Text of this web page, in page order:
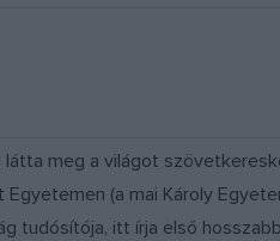
látta meg a világot
(a mai Károly
tudósítója, itt írja első